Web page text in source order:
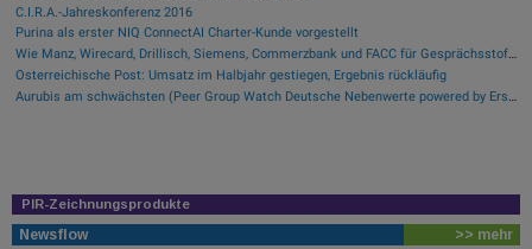
C.I.R.A.-Jahreskonferenz 2016
Purina als erster NIQ ConnectAI Charter-Kunde vorgestellt
Wie Manz, Wirecard, Drillisch, Siemens, Commerzbank und FACC für Gesprächsstoff sorgten
Österreichische Post: Umsatz im Halbjahr gestiegen, Ergebnis rückläufig
Aurubis am schwächsten (Peer Group Watch Deutsche Nebenwerte powered by Erste Group)
PIR-Zeichnungsprodukte
Newsflow >> mehr